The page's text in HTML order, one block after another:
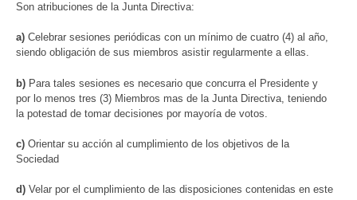
Son atribuciones de la Junta Directiva:
a) Celebrar sesiones periódicas con un mínimo de cuatro (4) al año,
siendo obligación de sus miembros asistir regularmente a ellas.
b) Para tales sesiones es necesario que concurra el Presidente y
por lo menos tres (3) Miembros mas de la Junta Directiva, teniendo
la potestad de tomar decisiones por mayoría de votos.
c) Orientar su acción al cumplimiento de los objetivos de la
Sociedad
d) Velar por el cumplimiento de las disposiciones contenidas en este